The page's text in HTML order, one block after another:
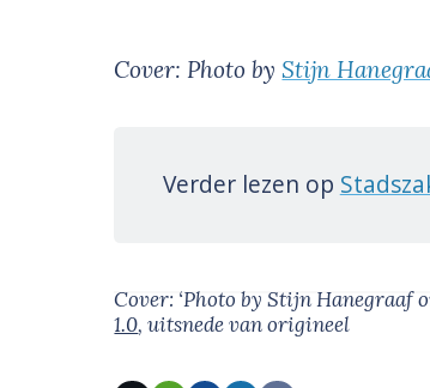
Cover: Photo by Stijn
Verder lezen op
Cover: ‘Photo by Stijn Hanegraaf
1.0, uitsnede van origineel